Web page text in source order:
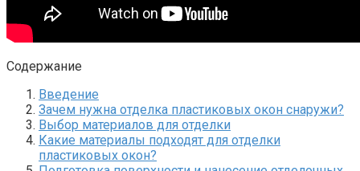
Содержание
Введение
Зачем нужна отделка пластиковых окон снаружи?​
Выбор материалов для отделки
Какие материалы подходят для отделки
пластиковых окон?​